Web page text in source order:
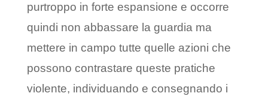
purtroppo in forte espansione e occorre
quindi non abbassare la guardia ma
mettere in campo tutte quelle azioni che
possono contrastare queste pratiche
violente, individuando e consegnando i